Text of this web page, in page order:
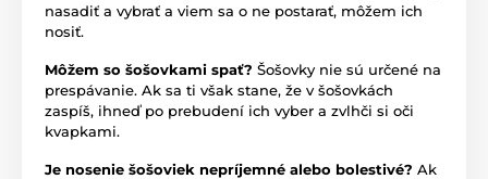
nasadiť a vybrať a viem sa o ne postarať, môžem ich
nosiť.
Môžem so šošovkami spať? Šošovky nie sú určené na
prespávanie. Ak sa ti však stane, že v šošovkách
zaspíš, ihneď po prebudení ich vyber a zvlhči si oči
kvapkami.
Je nosenie šošoviek nepríjemné alebo bolestivé? Ak